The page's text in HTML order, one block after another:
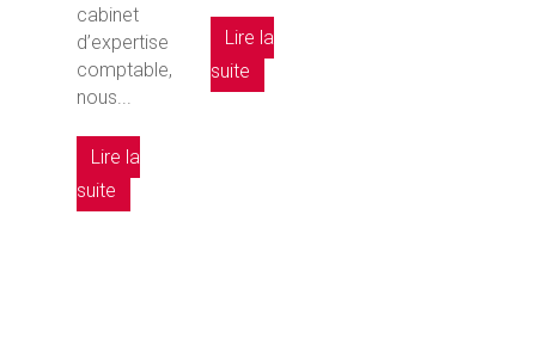
cabinet
d’expertise
comptable,
nous...
Lire la
suite
Lire la
suite